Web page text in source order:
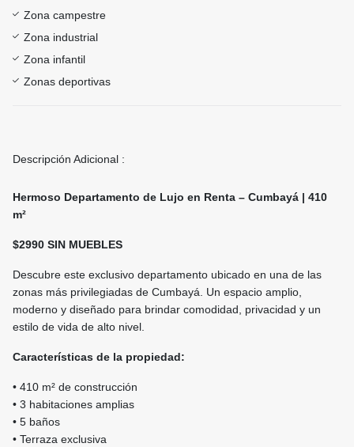
Zona campestre
Zona industrial
Zona infantil
Zonas deportivas
Descripción Adicional :
Hermoso Departamento de Lujo en Renta – Cumbayá | 410
m²
$2990 SIN MUEBLES
Descubre este exclusivo departamento ubicado en una de las
zonas más privilegiadas de Cumbayá. Un espacio amplio,
moderno y diseñado para brindar comodidad, privacidad y un
estilo de vida de alto nivel.
Características de la propiedad:
• 410 m² de construcción
• 3 habitaciones amplias
• 5 baños
• Terraza exclusiva